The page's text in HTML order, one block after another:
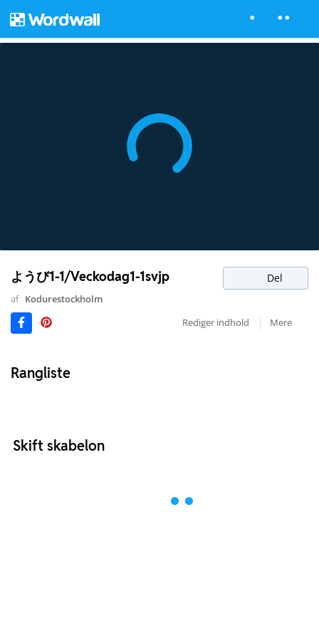
ようび1-1/Veckodag1-1svjp Del
af Kodurestockholm
Rediger indhold
Mere
Rangliste
Skift skabelon